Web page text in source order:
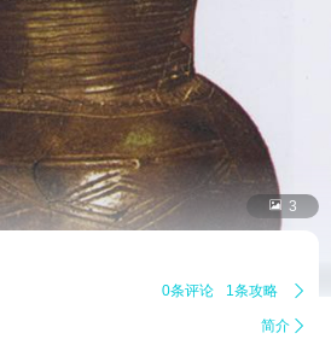
 3
0条评论 1条攻略 
简介 